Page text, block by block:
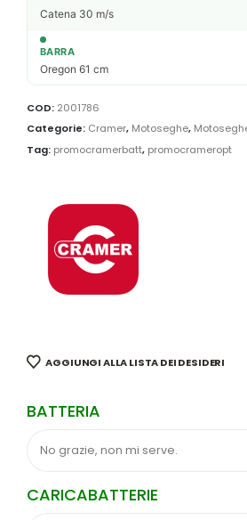
Catena 30 m/s
BARRA
Oregon 61 cm
COD: 2001786
Categorie: Cramer, Motoseghe,
Tag: promocramerbatt, promocrameropt
AGGIUNGI ALLA LISTA DEI DESIDERI
BATTERIA
CARICABATTERIE